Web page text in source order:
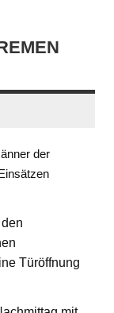
der
Türöffnung